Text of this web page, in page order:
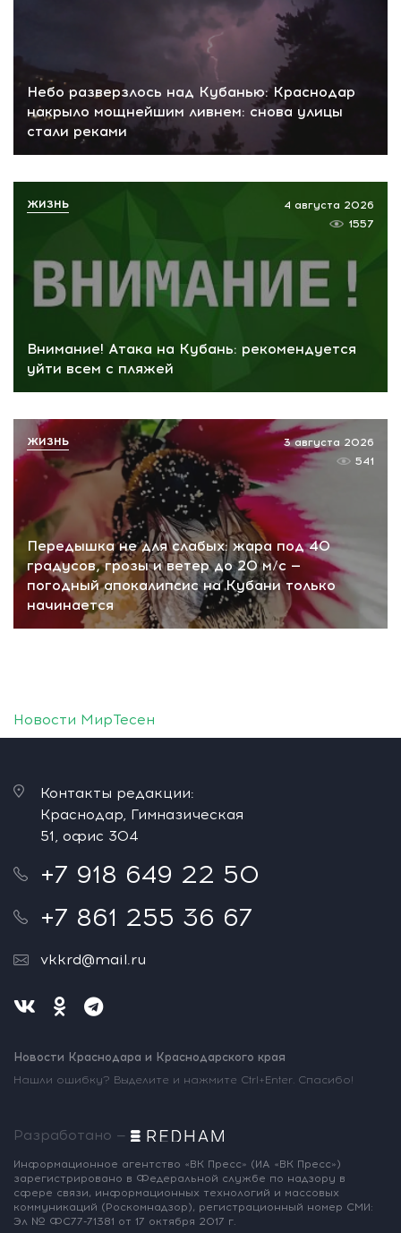
Небо разверзлось над Кубанью: Краснодар
накрыло мощнейшим ливнем: снова улицы
стали реками
Внимание! Атака на Кубань: рекомендуется
уйти всем с пляжей
4 августа 2026
1557
ЖИЗНЬ
Передышка не для слабых: жара под 40
градусов, грозы и ветер до 20 м/с —
погодный апокалипсис на Кубани только
начинается
3 августа 2026
541
ЖИЗНЬ
Новости МирТесен
Контакты редакции:
Краснодар, Гимназическая
51, офис 304
+7 918 649 22 50
+7 861 255 36 67
vkkrd@mail.ru
Новости Краснодара и Краснодарского края
Нашли ошибку? Выделите и нажмите Ctrl+Enter. Спасибо!
Разработано —
Информационное агентство «ВК Пресс» (ИА «ВК Пресс»)
зарегистрировано в Федеральной службе по надзору в
сфере связи, информационных технологий и массовых
коммуникаций (Роскомнадзор), регистрационный номер СМИ:
Эл № ФС77-71381 от 17 октября 2017 г.